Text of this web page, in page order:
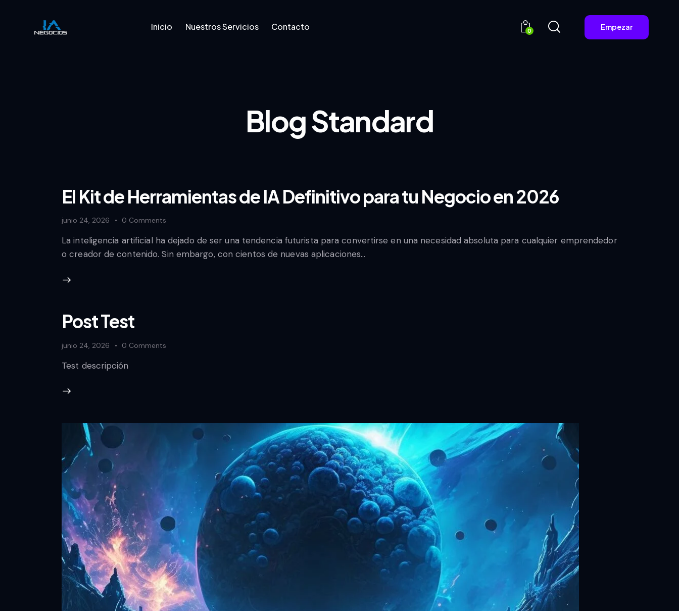
Inicio Nuestros Servicios Contacto 0 Empezar
Blog Standard
El Kit de Herramientas de IA Definitivo para tu Negocio en 2026
junio 24, 2026 0 Comments
La inteligencia artificial ha dejado de ser una tendencia futurista para convertirse en una necesidad absoluta para cualquier emprendedor
o creador de contenido. Sin embargo, con cientos de nuevas aplicaciones…
Post Test
junio 24, 2026 0 Comments
Test descripción